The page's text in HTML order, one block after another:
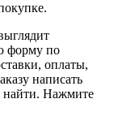
форму по
оплаты,
написать
найти. Нажмите